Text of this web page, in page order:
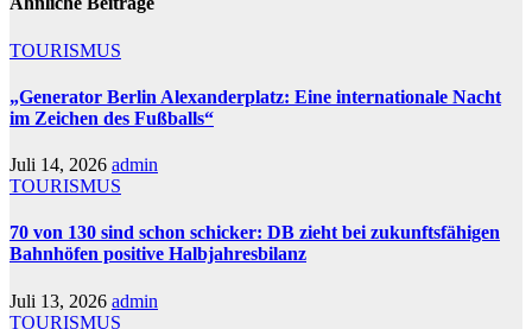
TOURISMUS
„Generator Berlin Alexanderplatz: Eine internationale Nacht
im Zeichen des Fußballs“
Juli 14, 2026 admin
TOURISMUS
70 von 130 sind schon schicker: DB zieht bei zukunftsfähigen
Bahnhöfen positive Halbjahresbilanz
Juli 13, 2026 admin
TOURISMUS